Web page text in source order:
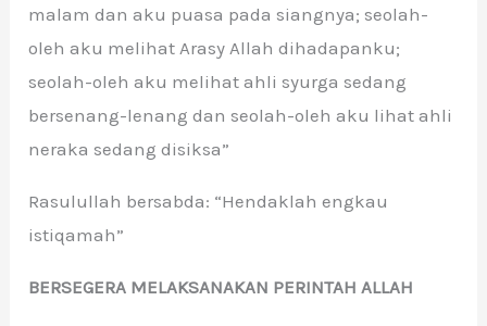
malam dan aku puasa pada siangnya; seolah-
oleh aku melihat Arasy Allah dihadapanku;
seolah-oleh aku melihat ahli syurga sedang
bersenang-lenang dan seolah-oleh aku lihat ahli
neraka sedang disiksa”
Rasulullah bersabda: “Hendaklah engkau
istiqamah”
BERSEGERA MELAKSANAKAN PERINTAH ALLAH